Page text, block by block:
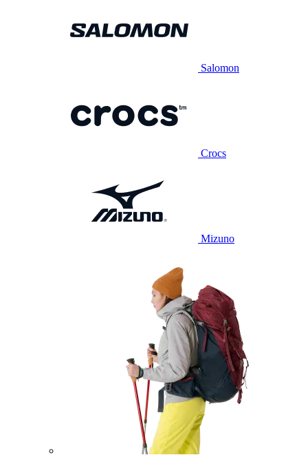
Salomon
Crocs
Mizuno